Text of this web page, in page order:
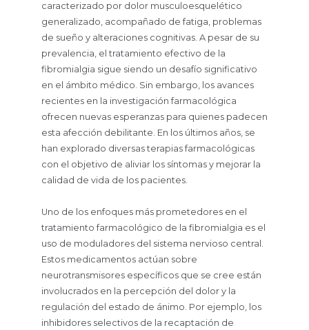
caracterizado por dolor musculoesquelético
generalizado, acompañado de fatiga, problemas
de sueño y alteraciones cognitivas. A pesar de su
prevalencia, el tratamiento efectivo de la
fibromialgia sigue siendo un desafío significativo
en el ámbito médico. Sin embargo, los avances
recientes en la investigación farmacológica
ofrecen nuevas esperanzas para quienes padecen
esta afección debilitante. En los últimos años, se
han explorado diversas terapias farmacológicas
con el objetivo de aliviar los síntomas y mejorar la
calidad de vida de los pacientes.
Uno de los enfoques más prometedores en el
tratamiento farmacológico de la fibromialgia es el
uso de moduladores del sistema nervioso central.
Estos medicamentos actúan sobre
neurotransmisores específicos que se cree están
involucrados en la percepción del dolor y la
regulación del estado de ánimo. Por ejemplo, los
inhibidores selectivos de la recaptación de